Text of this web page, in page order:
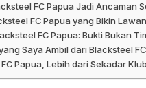
FC Papua Jadi Ancaman
FC Papua yang Bikin
FC Papua: Bukti Bukan
Saya Ambil dari Blacksteel
Papua, Lebih dari Sekadar